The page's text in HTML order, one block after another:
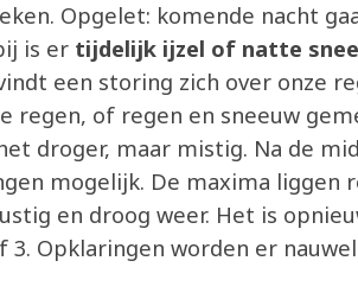
Opgelet: komende nacht
is er tijdelijk ijzel of natte
een storing zich over onze
regen, of regen en sneeuw
droger, maar mistig. Na de
mogelijk. De maxima liggen
en droog weer. Het is
3. Opklaringen worden er